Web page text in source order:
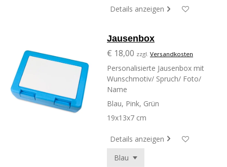
Details anzeigen
Jausenbox
€ 18,00 zzgl. Versandkosten
Personalisierte Jausenbox mit
Wunschmotiv/ Spruch/ Foto/
Name
Blau, Pink, Grün
19x13x7 cm
Details anzeigen